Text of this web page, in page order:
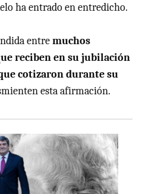
ha entrado en entredicho.
entremuchos
reciben en su jubilación
cotizaron durante su
esta afirmación.